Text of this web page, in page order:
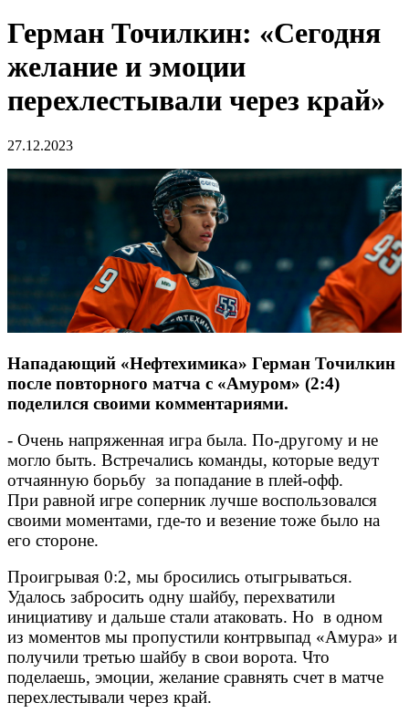
Герман Точилкин: «Сегодня
желание и эмоции
перехлестывали через край»
27.12.2023
Нападающий «Нефтехимика» Герман Точилкин
после повторного матча с «Амуром» (2:4)
поделился своими комментариями.
- Очень напряженная игра была. По-другому и не
могло быть. Встречались команды, которые ведут
отчаянную борьбу за попадание в плей-офф.
При равной игре соперник лучше воспользовался
своими моментами, где-то и везение тоже было на
его стороне.
Проигрывая 0:2, мы бросились отыгрываться.
Удалось забросить одну шайбу, перехватили
инициативу и дальше стали атаковать. Но в одном
из моментов мы пропустили контрвыпад «Амура» и
получили третью шайбу в свои ворота. Что
поделаешь, эмоции, желание сравнять счет в матче
перехлестывали через край.